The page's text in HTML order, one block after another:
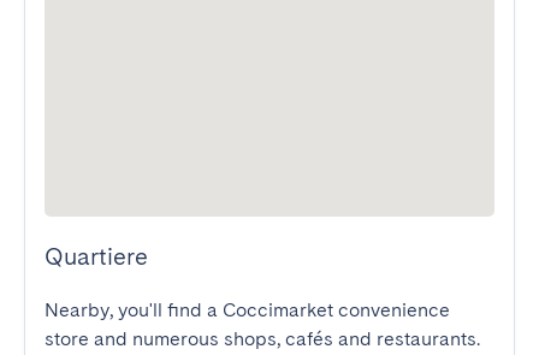
Quartiere
Nearby, you'll find a Coccimarket convenience
store and numerous shops, cafés and restaurants.